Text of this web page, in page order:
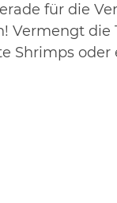
für die
Vermengt die
Shrimps